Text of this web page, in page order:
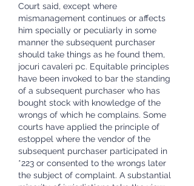
Court said, except where
mismanagement continues or affects
him specially or peculiarly in some
manner the subsequent purchaser
should take things as he found them,
jocuri cavaleri pc. Equitable principles
have been invoked to bar the standing
of a subsequent purchaser who has
bought stock with knowledge of the
wrongs of which he complains. Some
courts have applied the principle of
estoppel where the vendor of the
subsequent purchaser participated in
*223 or consented to the wrongs later
the subject of complaint. A substantial